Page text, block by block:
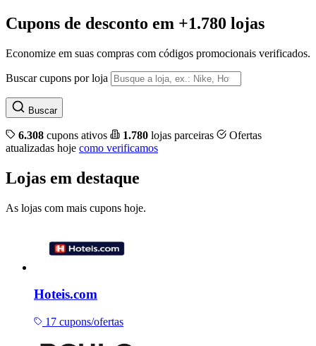
Cupons de desconto em +1.780 lojas
Economize em suas compras com códigos promocionais verificados.
Buscar cupons por loja
Buscar
6.308 cupons ativos 1.780 lojas parceiras
Ofertas
atualizadas hoje como verificamos
Lojas em destaque
As lojas com mais cupons hoje.
Hoteis.com
17 cupons/ofertas